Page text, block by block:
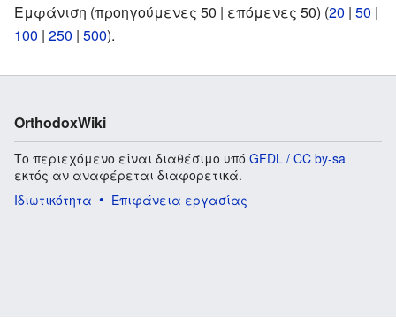
Εμφάνιση (προηγούμενες 50 | επόμενες 50) (20 | 50 |
100 | 250 | 500).
OrthodoxWiki
Το περιεχόμενο είναι διαθέσιμο υπό GFDL / CC by-sa
εκτός αν αναφέρεται διαφορετικά.
Ιδιωτικότητα
Επιφάνεια εργασίας